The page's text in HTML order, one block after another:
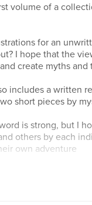
volume of a
for an
I hope that the
create myths and
includes a written
short pieces by
is strong, but I
others by each
own adventure